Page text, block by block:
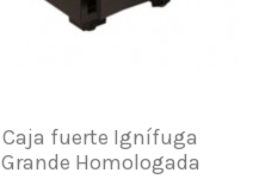
Caja fuerte Ignífuga
Grande Homologada